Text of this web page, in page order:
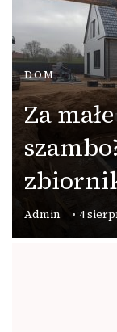
DOM
Za
Admin 4